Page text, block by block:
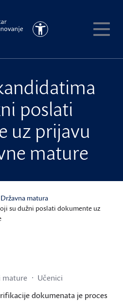
Pristupačnost
poslati
uz prijavu
mature
Državna matura
su dužni poslati dokumente uz
mature
Učenici
dokumenata je proces